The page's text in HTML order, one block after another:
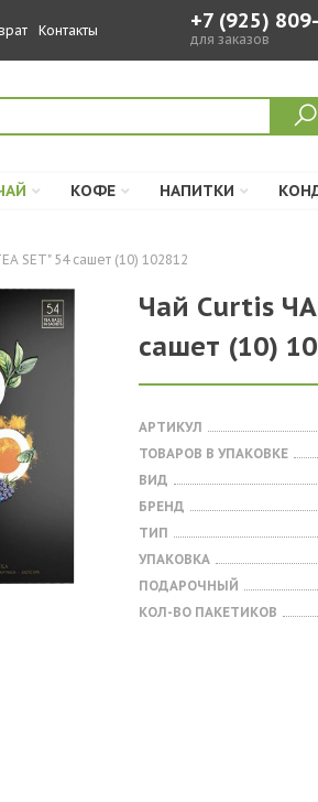
Контакты +7 (925)
для заказов
КОФЕ НАПИТКИ
SET" 54 сашет (10) 102812
Чай Curtis
сашет (10)
АРТИКУЛ
ТОВАРОВ В УПАКОВКЕ
ВИД
БРЕНД
ТИП
УПАКОВКА
ПОДАРОЧНЫЙ
КОЛ-ВО ПАКЕТИКОВ